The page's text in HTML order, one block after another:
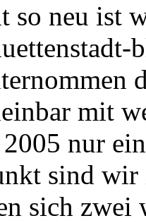
so neu ist
mit
nur
sind
sich